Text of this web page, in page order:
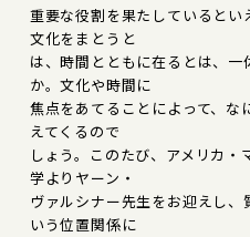
重要な役割を果たしていると
文化をまとうと
は、時間とともに在るとは、
か。文化や時間に
焦点をあてることによって、な
えてくるので
しょう。このたび、アメリカ
学よりヤーン・
ヴァルシナー先生をお迎えし
いう位置関係に